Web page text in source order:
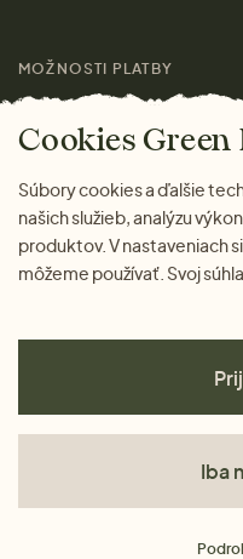
MOŽNOSTI PLATBY
Cookies Green
Súbory cookies a ďalšie
našich služieb, analýzu
produktov. V nastaveniach
môžeme používať. Svoj
Iba